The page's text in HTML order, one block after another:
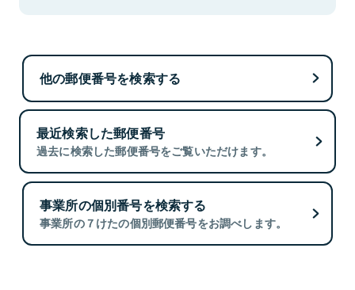
他の郵便番号を検索する
最近検索した郵便番号
過去に検索した郵便番号をご覧いただけます。
事業所の個別番号を検索する
事業所の７けたの個別郵便番号をお調べします。